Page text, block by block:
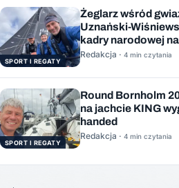
SPORT I REGATY
Żeglarz wśród
Uznański-
kadry narodowej
Stację Kosmiczną
Redakcja · 4 min czytania
SPORT I REGATY
Round Bornholm
na jachcie KING
handed
Redakcja · 4 min czytania